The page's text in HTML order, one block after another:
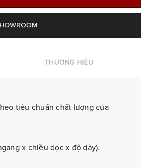
THƯƠNG HIỆU
tiêu chuẩn chất lượng của
x chiều dọc x độ dày).